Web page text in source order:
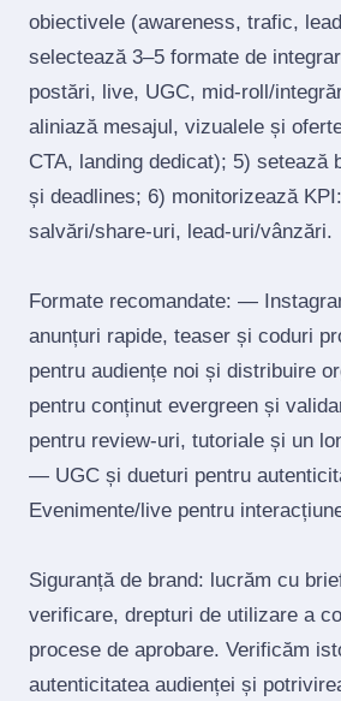
obiectivele (awareness, trafic,
selectează 3–5 formate de
postări, live, UGC, mid‑roll/
aliniază mesajul, vizualele și
CTA, landing dedicat); 5) setează
și deadlines; 6) monitorizează
salvări/share‑uri, lead‑uri/vânzări.
Formate recomandate: —
anunțuri rapide, teaser și coduri
pentru audiențe noi și distribuire
pentru conținut evergreen și
pentru review‑uri, tutoriale și un
— UGC și dueturi pentru
Evenimente/live pentru
Siguranță de brand: lucrăm cu
verificare, drepturi de utilizare a
procese de aprobare. Verificăm
autenticitatea audienței și